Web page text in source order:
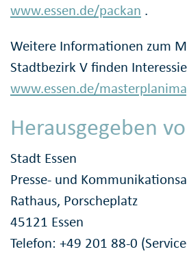
www.essen.de/packan .
Weitere Informationen zum
Stadtbezirk V finden
www.essen.de/
Herausgegeben
Stadt Essen
Presse- und
Rathaus, Porscheplatz
45121 Essen
Telefon: +49 201 88-0